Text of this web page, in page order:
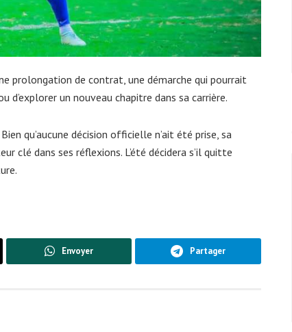
prolongation de contrat, une démarche qui pourrait
d’explorer un nouveau chapitre dans sa carrière.
qu’aucune décision officielle n’ait été prise, sa
clé dans ses réflexions. L’été décidera s’il quitte
Envoyer Partager